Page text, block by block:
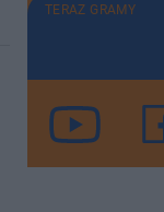
TERAZ GRAMY